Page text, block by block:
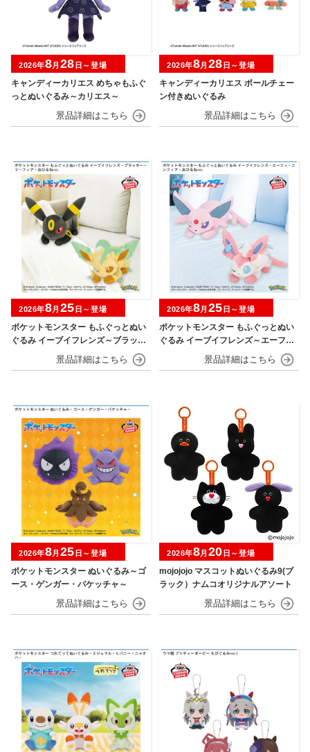
キャンディーカリエス めちゃもふぐ
っとぬいぐるみ～カリエス～
2026年8月 28 日～登場
キャンディーカリエス ボールチェー
ン付きぬいぐるみ
2026年8月 28 日～登場
ポケットモンスター もふぐっとぬい
ぐるみ イーブイフレンズ～ブラッキ
ー・リーフィア～おひるねver.
2026年8月 25 日～登場
ポケットモンスター もふぐっとぬい
ぐるみ イーブイフレンズ～エーフ
ィ・ニンフィア～おひるねver.
2026年8月 25 日～登場
ポケットモンスター ぬいぐるみ～ゴ
ース・ゲンガー・バケッチャ～
2026年8月 25 日～登場
mojojojo マスコットぬいぐるみ9(ブ
ラック）ナムコオリジナルアソート
2026年8月 20 日～登場